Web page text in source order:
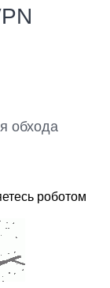
обхода
роботом